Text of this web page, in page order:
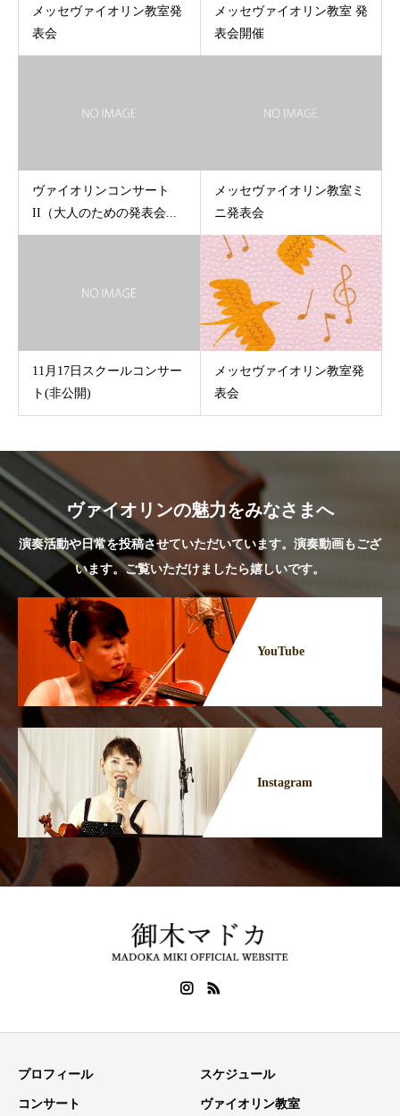
メッセヴァイオリン教室発
表会
メッセヴァイオリン教室 発
表会開催
ヴァイオリンコンサート
II（大人のための発表会...
メッセヴァイオリン教室ミ
ニ発表会
11月17日スクールコンサー
ト(非公開)
メッセヴァイオリン教室発
表会
ヴァイオリンの魅力をみなさまへ
演奏活動や日常を投稿させていただいています。演奏動画もござ
います。ご覧いただけましたら嬉しいです。
YouTube
Instagram
プロフィール スケジュール
コンサート ヴァイオリン教室